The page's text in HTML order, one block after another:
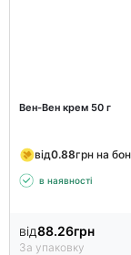
Вен-Вен крем 50 г
від0.88грн на
в наявності
від88.26грн
За упаковку